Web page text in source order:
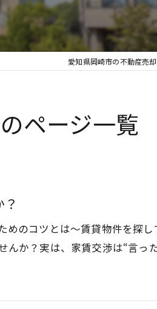
愛知県岡崎市の不動産売
ページ一覧
めのコツとは～賃貸物件を探
か？実は、家賃交渉は“言っ